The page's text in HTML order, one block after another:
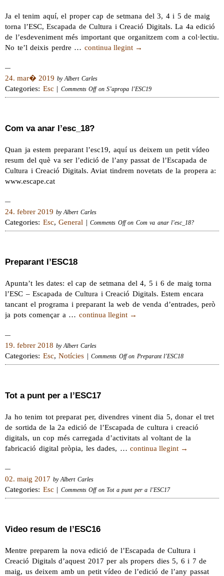
Ja el tenim aquí, el proper cap de setmana del 3, 4 i 5 de maig
torna l’ESC, Escapada de Cultura i Creació Digitals. La 4a edició
de l’esdeveniment més important que organitzem com a col·lectiu.
No te’l deixis perdre … continua llegint →
24. mar� 2019 by Albert Carles
Categories: Esc | Comments Offon S’apropa l’ESC19
Com va anar l’esc_18?
Quan ja estem preparant l’esc19, aquí us deixem un petit vídeo
resum del què va ser l’edició de l’any passat de l’Escapada de
Cultura i Creació Digitals. Aviat tindrem novetats de la propera a:
www.escape.cat
24. febrer 2019 by Albert Carles
Categories: Esc, General | Comments Offon Com va anar l’esc_18?
Preparant l’ESC18
Apunta’t les dates: el cap de setmana del 4, 5 i 6 de maig torna
l’ESC – Escapada de Cultura i Creació Digitals. Estem encara
tancant el programa i preparant la web de venda d’entrades, però
ja pots començar a … continua llegint →
19. febrer 2018 by Albert Carles
Categories: Esc, Notícies | Comments Offon Preparant l’ESC18
Tot a punt per a l’ESC17
Ja ho tenim tot preparat per, divendres vinent dia 5, donar el tret
de sortida de la 2a edició de l’Escapada de cultura i creació
digitals, un cop més carregada d’activitats al voltant de la
fabricació digital pròpia, les dades, … continua llegint →
02. maig 2017 by Albert Carles
Categories: Esc | Comments Offon Tot a punt per a l’ESC17
Video resum de l’ESC16
Mentre preparem la nova edició de l’Escapada de Cultura i
Creació Digitals d’aquest 2017 per als propers dies 5, 6 i 7 de
maig, us deixem amb un petit vídeo de l’edició de l’any passat